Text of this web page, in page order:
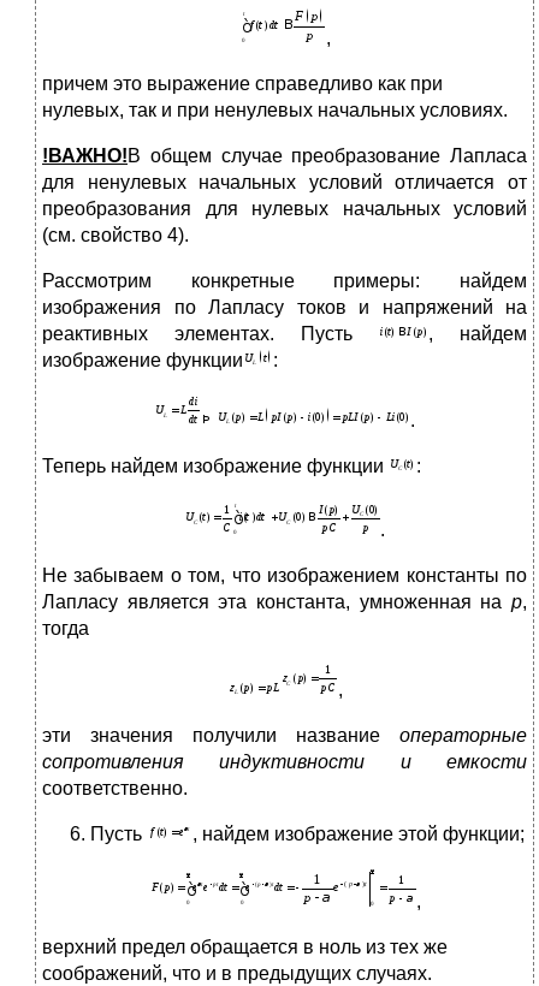
,
причем это выражение справедливо как при
нулевых, так и при ненулевых начальных условиях.
!ВАЖНО!В общем случае преобразование Лапласа
для ненулевых начальных условий отличается от
преобразования для нулевых начальных условий
(см. свойство 4).
Рассмотрим конкретные примеры: найдем
изображения по Лапласу токов и напряжений на
реактивных элементах. Пусть
, найдем
изображение функции
:
.
Теперь найдем изображение функции :
.
Не забываем о том, что изображением константы по
Лапласу является эта константа, умноженная на р,
тогда
,
эти значения получили название операторные
сопротивления индуктивности и емкости
соответственно.
Пусть , найдем изображение этой функции;
,
верхний предел обращается в ноль из тех же
соображений, что и в предыдущих случаях.